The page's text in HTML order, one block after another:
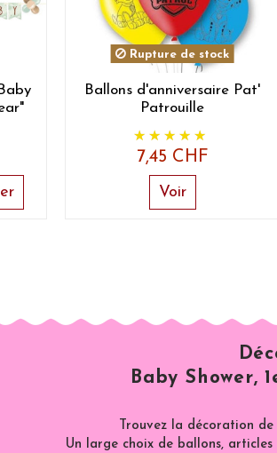
Rupture de stock
Ballons d'anniversaire Pat'
Patrouille
7,45 CHF
Voir
Baby Shower,
Trouvez la décoration
Un large choix de ballons,